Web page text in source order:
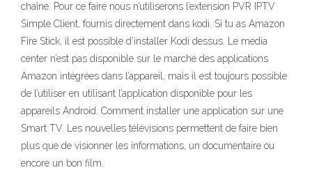
chaîne. Pour ce faire nous n’utiliserons l’extension PVR IPTV
Simple Client, fournis directement dans kodi. Si tu as Amazon
Fire Stick, il est possible d’installer Kodi dessus. Le media
center n’est pas disponible sur le marché des applications
Amazon intégrées dans l’appareil, mais il est toujours possible
de l’utiliser en utilisant l’application disponible pour les
appareils Android. Comment installer une application sur une
Smart TV. Les nouvelles télévisions permettent de faire bien
plus que de visionner les informations, un documentaire ou
encore un bon film.